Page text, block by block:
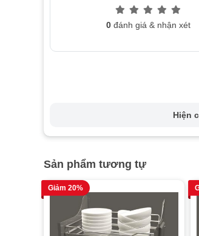
0đánh giá & nhận xét
Hiện
Sản phẩm tương tự
Giảm 20%